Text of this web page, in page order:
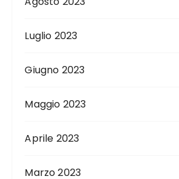
Luglio 2023
Giugno 2023
Maggio 2023
Aprile 2023
Marzo 2023